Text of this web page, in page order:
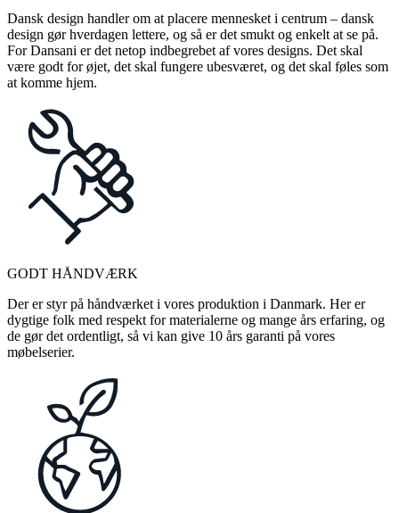
Dansk design handler om at placere mennesket i centrum – dansk
design gør hverdagen lettere, og så er det smukt og enkelt at se på.
For Dansani er det netop indbegrebet af vores designs. Det skal
være godt for øjet, det skal fungere ubesværet, og det skal føles som
at komme hjem.
GODT HÅNDVÆRK
Der er styr på håndværket i vores produktion i Danmark. Her er
dygtige folk med respekt for materialerne og mange års erfaring, og
de gør det ordentligt, så vi kan give 10 års garanti på vores
møbelserier.